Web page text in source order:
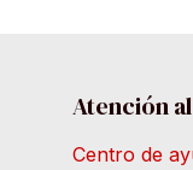
Atención
Centro de